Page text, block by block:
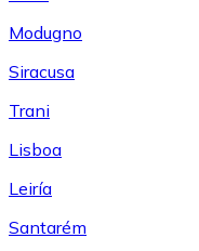
Modugno
Siracusa
Trani
Lisboa
Leiría
Santarém